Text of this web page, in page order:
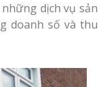
dịch vụ sản
doanh số và thu
Thi công
cáo Vinh